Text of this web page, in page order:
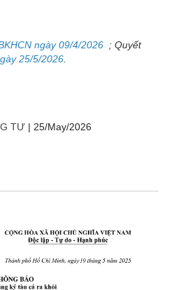
ngày 09/4/2026 ; Quyết
25/5/2026
TƯ | 25/May/2026